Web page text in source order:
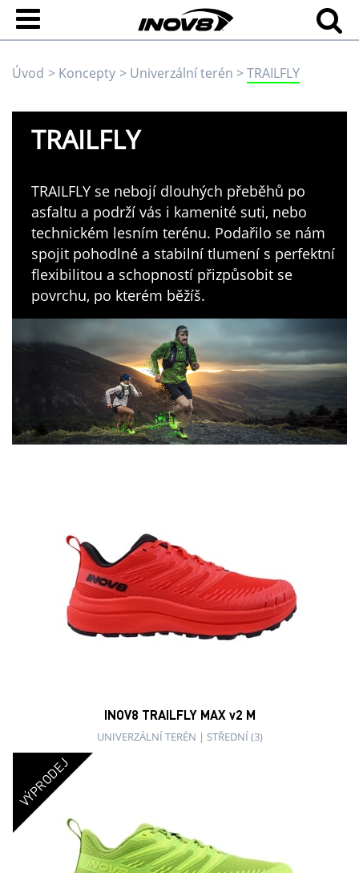
Úvod Koncepty Univerzální terén TRAILFLY
TRAILFLY
TRAILFLY se nebojí dlouhých přeběhů po
asfaltu a podrží vás i kamenité suti, nebo
technickém lesním terénu. Podařilo se nám
spojit pohodlné a stabilní tlumení s perfektní
flexibilitou a schopností přizpůsobit se
povrchu, po kterém běžíš.
INOV8 TRAILFLY MAX v2 M
UNIVERZÁLNÍ TERÉN | STŘEDNÍ (3)
VÝPRODEJ